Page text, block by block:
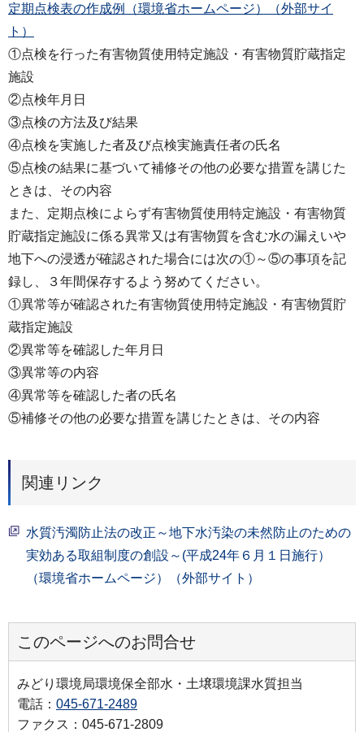
定期点検表の作成例（環境省ホームページ）（外部サイ
ト）
①点検を行った有害物質使用特定施設・有害物質貯蔵指定
施設
②点検年月日
③点検の方法及び結果
④点検を実施した者及び点検実施責任者の氏名
⑤点検の結果に基づいて補修その他の必要な措置を講じた
ときは、その内容
また、定期点検によらず有害物質使用特定施設・有害物質
貯蔵指定施設に係る異常又は有害物質を含む水の漏えいや
地下への浸透が確認された場合には次の①～⑤の事項を記
録し、３年間保存するよう努めてください。
①異常等が確認された有害物質使用特定施設・有害物質貯
蔵指定施設
②異常等を確認した年月日
③異常等の内容
④異常等を確認した者の氏名
⑤補修その他の必要な措置を講じたときは、その内容
関連リンク
水質汚濁防止法の改正～地下水汚染の未然防止のための
実効ある取組制度の創設～(平成24年６月１日施行）
（環境省ホームページ）（外部サイト）
このページへのお問合せ
みどり環境局環境保全部水・土壌環境課水質担当
電話： 045-671-2489
ファクス：045-671-2809